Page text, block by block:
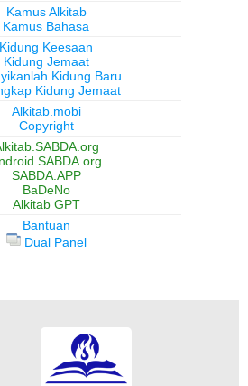
Kamus Alkitab
Kamus Bahasa
Kidung Keesaan
Kidung Jemaat
Kidung Baru
Kidung Jemaat
Alkitab.mobi
Copyright
SABDA.APP
BaDeNo
Alkitab GPT
Bantuan
Dual Panel